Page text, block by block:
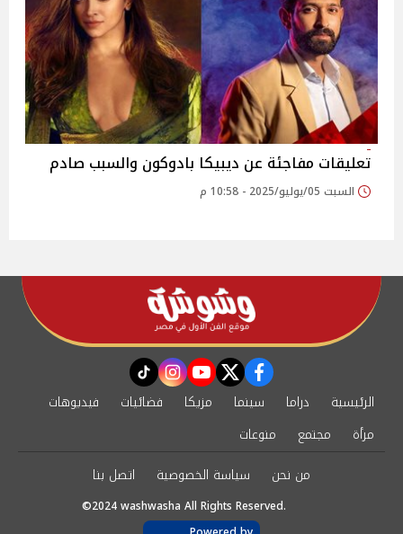
تعليقات مفاجئة عن ديبيكا بادوكون والسبب صادم
السبت 05/يوليو/2025 - 10:58 م
facebook
twitter
youtube
instagram
tiktok
الرئيسية دراما سينما مزيكا فضائيات
فيديوهات
مرأة
مجتمع
منوعات
من نحن
سياسة الخصوصية اتصل بنا
©2024 washwasha All Rights Reserved.